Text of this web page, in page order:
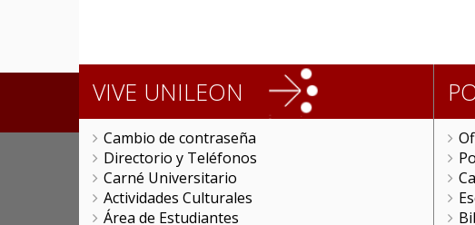
VIVE UNILEON
Cambio de contraseña
Directorio y Teléfonos
Carné Universitario
Actividades Culturales
Área de Estudiantes